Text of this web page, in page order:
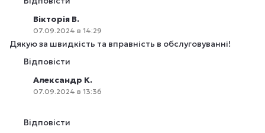
Вікторія В.
07.09.2024 в 14:29
Дякую за швидкість та вправність в обслуговуванні!
Відповісти
Александр К.
07.09.2024 в 13:36
Відповісти